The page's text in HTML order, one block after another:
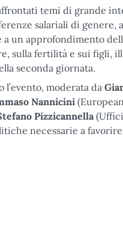
temi di grande
salariali di genere,
un approfondimento
sulla fertilità e sui figli,
seconda giornata.
l’evento, moderata da
Nannicini
Pizzicannella
necessarie a